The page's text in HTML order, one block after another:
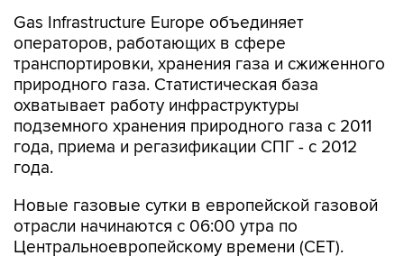
Gas Infrastructure Europe объединяет
операторов, работающих в сфере
транспортировки, хранения газа и сжиженного
природного газа. Статистическая база
охватывает работу инфраструктуры
подземного хранения природного газа с 2011
года, приема и регазификации СПГ - с 2012
года.
Новые газовые сутки в европейской газовой
отрасли начинаются c 06:00 утра по
Центральноевропейскому времени (CET).